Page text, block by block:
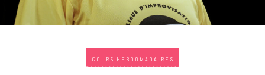
COURS HEBDOMADAIRES